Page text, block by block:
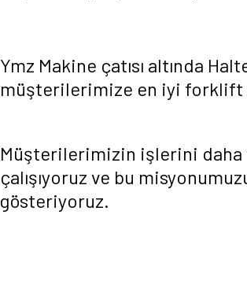
Ymz Makine çatısı altında
müşterilerimize en iyi forklift
Müşterilerimizin işlerini daha
çalışıyoruz ve bu
gösteriyoruz.